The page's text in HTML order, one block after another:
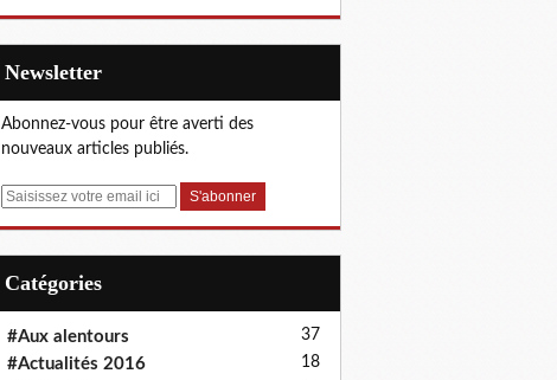
Newsletter
Abonnez-vous pour être averti des
nouveaux articles publiés.
E
Catégories
#Aux alentours 37
#Actualités 2016 18